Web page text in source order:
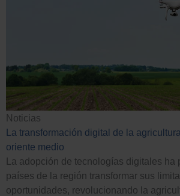
Noticias
La transformación digital de la
oriente medio
La adopción de tecnologías digitales ha
países de la región transformar sus
oportunidades, revolucionando la